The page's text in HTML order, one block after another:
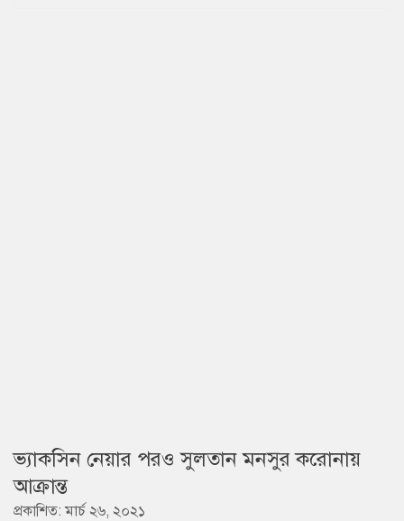
ভ্যাকসিন নেয়ার পরও সুলতান মনসুর করোনায়
আক্রান্ত
প্রকাশিত: মার্চ ২৬, ২০২১